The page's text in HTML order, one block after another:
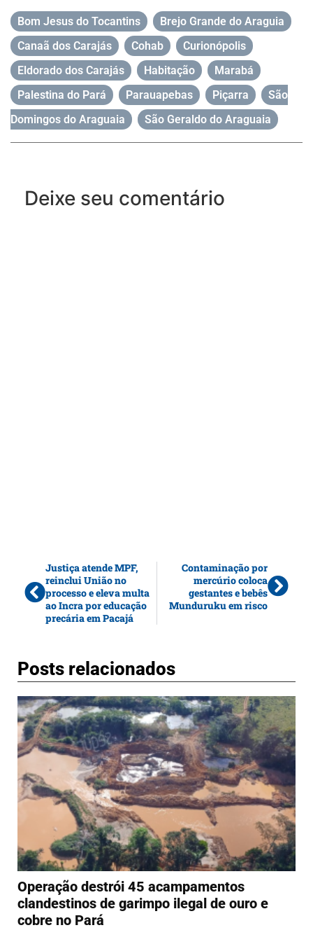
Bom Jesus do Tocantins Brejo Grande do Araguia
Canaã dos Carajás
Cohab Curionópolis
Eldorado dos Carajás
Habitação Marabá
Palestina do Pará
Parauapebas Piçarra
São
Domingos do Araguaia
São Geraldo do Araguaia
Deixe seu comentário
Justiça atende MPF,
reinclui União no
processo e eleva multa
ao Incra por educação
precária em Pacajá
Contaminação por
mercúrio coloca
gestantes e bebês
Munduruku em risco
Posts relacionados
Operação destrói 45 acampamentos
clandestinos de garimpo ilegal de ouro e
cobre no Pará